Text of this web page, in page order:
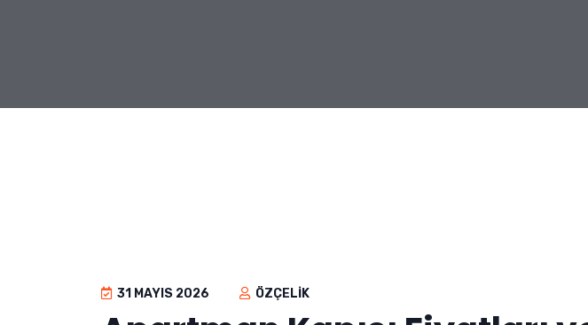
31 MAYIS 2026 ÖZÇELIK